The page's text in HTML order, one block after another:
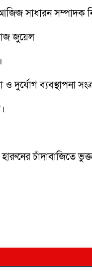
সাধারন সম্পাদক
জুয়েল
দুর্যোগ ব্যবস্থাপনা
হারুনের